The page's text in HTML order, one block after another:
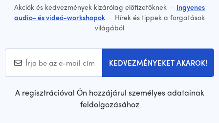
Akciók és kedvezmények kizárólag előfizetőknek · Ingyenes
audio- és videó-workshopok · Hírek és tippek a forgatások
világából
KEDVEZMÉNYEKET AKAROK!
A regisztrációval Ön hozzájárul személyes adatainak
feldolgozásához